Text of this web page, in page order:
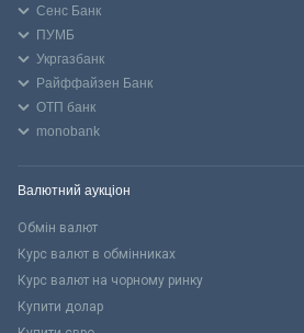
Сенс Банк
ПУМБ
Укргазбанк
Райффайзен Банк
ОТП банк
monobank
Валютний аукціон
Обмін валют
Курс валют в обмінниках
Курс валют на чорному ринку
Купити долар